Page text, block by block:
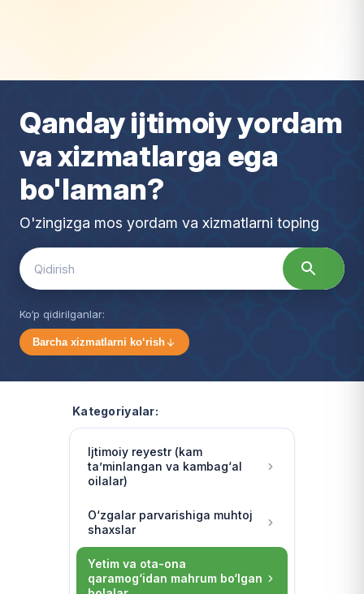
mtiy oz
Qanday ijtimoiy yordam
va xizmatlarga ega
bo'laman?
O'zingizga mos yordam va xizmatlarni toping
Search
for:
Ko‘p qidirilganlar:
Barcha xizmatlarni ko‘rish
Kategoriyalar:
Ijtimoiy reyestr (kam
ta’minlangan va kambag‘al
oilalar)
O‘zgalar parvarishiga muhtoj
shaxslar
Yetim va ota-ona
qaramog‘idan mahrum bo‘lgan